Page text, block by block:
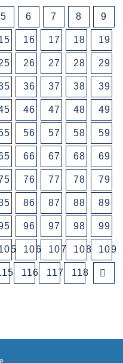
5 6 7 8 9
16 17 18 19
26 27 28 29
36 37 38 39
46 47 48 49
56 57 58 59
66 67 68 69
76 77 78 79
86 87 88 89
96 97 98 99
106 107 108 109
116 117 118